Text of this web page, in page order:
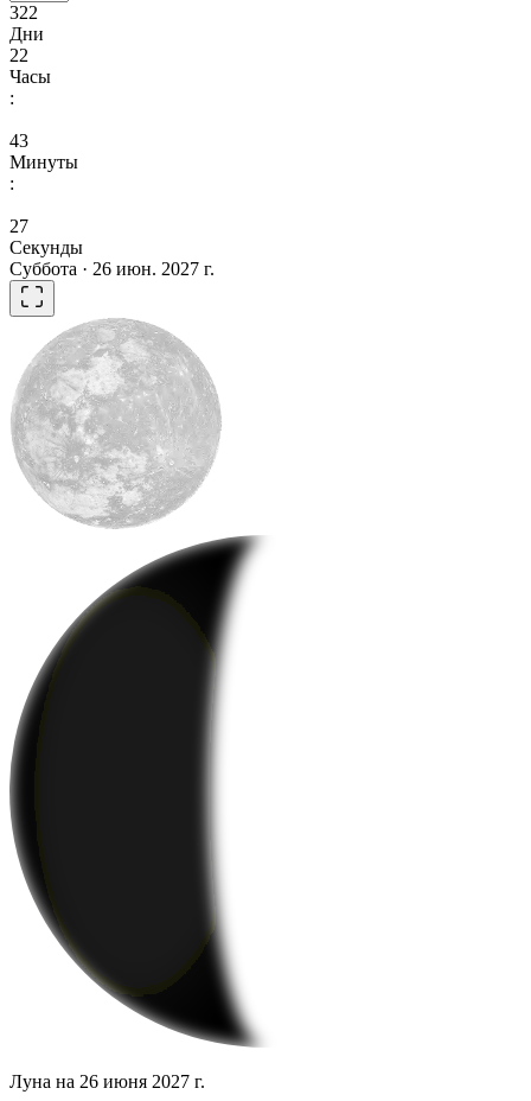
322
Дни
22
Часы
:
43
Минуты
:
27
Секунды
Суббота · 26 июн. 2027 г.
Луна на 26 июня 2027 г.